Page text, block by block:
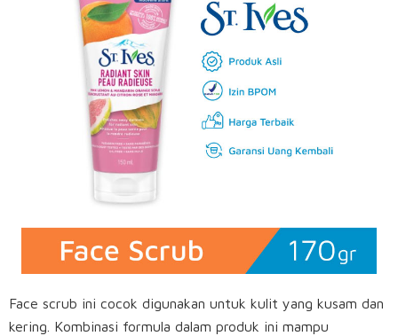
Face scrub ini cocok digunakan untuk kulit yang kusam dan
kering. Kombinasi formula dalam produk ini mampu